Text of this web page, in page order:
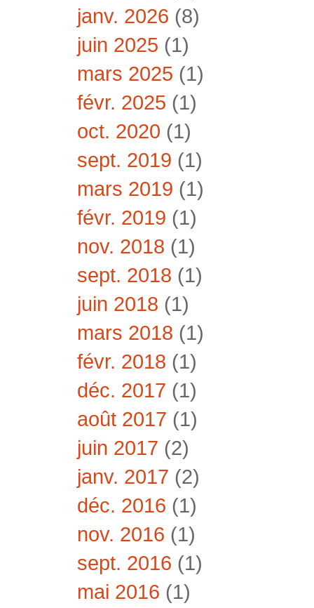
janv. 2026 (8)
juin 2025 (1)
mars 2025 (1)
févr. 2025 (1)
oct. 2020 (1)
sept. 2019 (1)
mars 2019 (1)
févr. 2019 (1)
nov. 2018 (1)
sept. 2018 (1)
juin 2018 (1)
mars 2018 (1)
févr. 2018 (1)
déc. 2017 (1)
août 2017 (1)
juin 2017 (2)
janv. 2017 (2)
déc. 2016 (1)
nov. 2016 (1)
sept. 2016 (1)
mai 2016 (1)